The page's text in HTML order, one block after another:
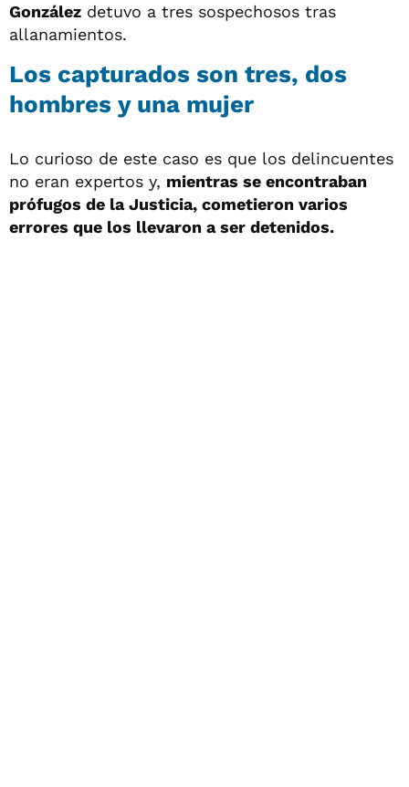
González detuvo a tres sospechosos tras
allanamientos.
Los capturados son tres, dos
hombres y una mujer
Lo curioso de este caso es que los delincuentes
no eran expertos y, mientras se encontraban
prófugos de la Justicia, cometieron varios
errores que los llevaron a ser detenidos.